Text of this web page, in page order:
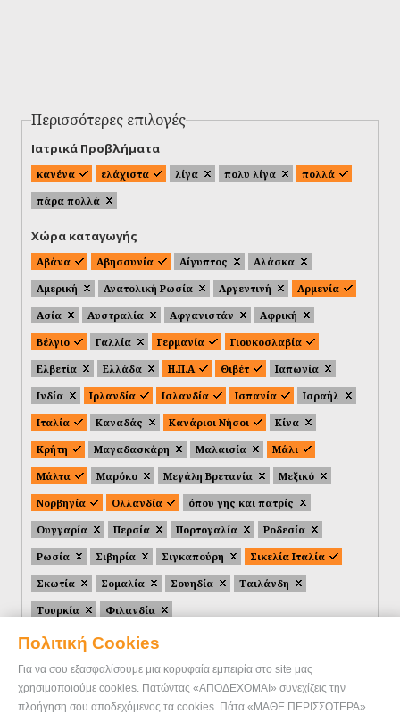
Πολιτική Cookies
Για να σου εξασφαλίσουμε μια κορυφαία εμπειρία στο site μας
χρησιμοποιούμε cookies. Πατώντας «ΑΠΟΔΕΧΟΜΑΙ» συνεχίζεις την
πλοήγηση σου αποδεχόμενος τα cookies. Πάτα «ΜΑΘΕ ΠΕΡΙΣΣΟΤΕΡΑ»
Περισσότερες επιλογές
Ιατρικά Προβλήματα
κανένα ελάχιστα λίγα πολυ λίγα
πολλά
πάρα πολλά
Χώρα καταγωγής
Αβάνα Αβησσυνία Αίγυπτος
Αλάσκα
Αμερική
Ανατολική Ρωσία Αργεντινή
Αρμενία
Ασία
Αυστραλία Αφγανιστάν
Αφρική
Βέλγιο
Γαλλία Γερμανία
Γιουκοσλαβία
Ελβετία
Ελλάδα Η.Π.Α Θιβέτ
Ιαπωνία
Ινδία
Ιρλανδία Ισλανδία Ισπανία
Ισραήλ
Ιταλία
Καναδάς Κανάριοι Νήσοι
Κίνα
Κρήτη
Μαγαδασκάρη Μαλαισία
Μάλι
Μάλτα
Μαρόκο Μεγάλη Βρετανία
Μεξικό
Νορβηγία
Ολλανδία
όπου γης και πατρίς
Ουγγαρία
Περσία Πορτογαλία
Ροδεσία
Ρωσία
Σιβηρία Σιγκαπούρη
Σικελία Ιταλία
Σκωτία
Σομαλία Σουηδία
Ταιλάνδη
Τουρκία
Φιλανδία